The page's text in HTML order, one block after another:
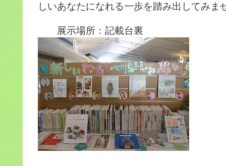
しいあなたになれる一歩を踏み出してみま
展示場所：記載台裏